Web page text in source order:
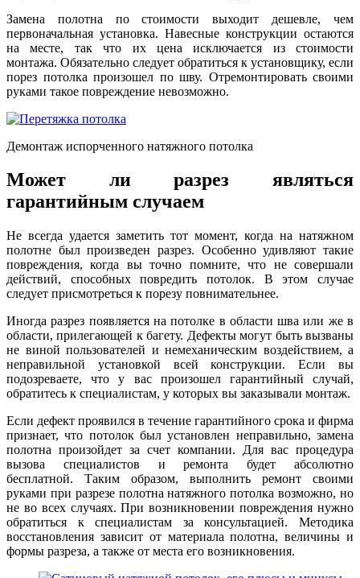
Замена полотна по стоимости выходит дешевле, чем
первоначальная установка. Навесные конструкции остаются
на месте, так что их цена исключается из стоимости
монтажа. Обязательно следует обратиться к установщику, если
порез потолка произошел по шву. Отремонтировать своими
руками такое повреждение невозможно.
Демонтаж испорченного натяжного потолка
Может ли разрез являться
гарантийным случаем
Не всегда удается заметить тот момент, когда на натяжном
полотне был произведен разрез. Особенно удивляют такие
повреждения, когда вы точно помните, что не совершали
действий, способных повредить потолок. В этом случае
следует присмотреться к порезу повнимательнее.
Иногда разрез появляется на потолке в области шва или же в
области, прилегающей к багету. Дефекты могут быть вызваны
не виной пользователей и немеханическим воздействием, а
неправильной установкой всей конструкции. Если вы
подозреваете, что у вас произошел гарантийный случай,
обратитесь к специалистам, у которых вы заказывали монтаж.
Если дефект проявился в течение гарантийного срока и фирма
признает, что потолок был установлен неправильно, замена
полотна произойдет за счет компании. Для вас процедура
вызова специалистов и ремонта будет абсолютно
бесплатной. Таким образом, выполнить ремонт своими
руками при разрезе полотна натяжного потолка возможно, но
не во всех случаях. При возникновении повреждения нужно
обратиться к специалистам за консультацией. Методика
восстановления зависит от материала полотна, величины и
формы разреза, а также от места его возникновения.